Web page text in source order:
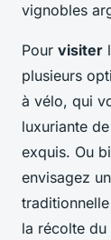
vignobles
Pour visiter
plusieurs
à vélo, qui
luxuriante
exquis. Ou
envisagez
la récolte du